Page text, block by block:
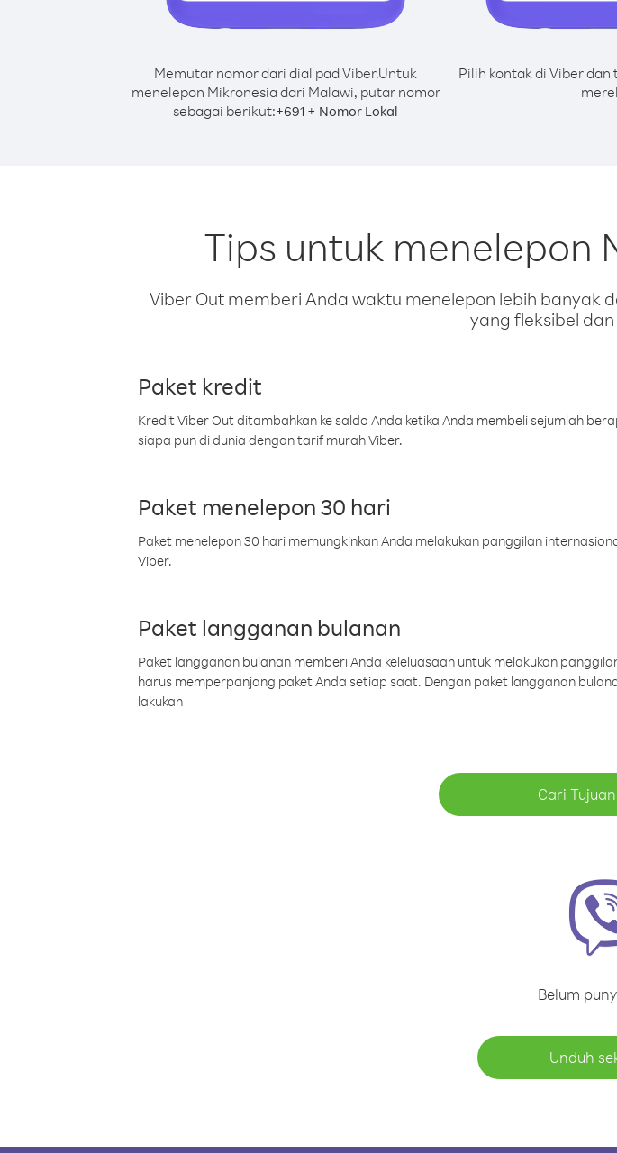
Memutar nomor dari dial pad Viber.Untuk
menelepon Mikronesia dari Malawi, putar nomor
sebagai berikut:+691 + Nomor Lokal
Pilih kontak di Viber
Tips untuk menelepon
Viber Out memberi Anda waktu menelepon lebih banyak
yang fleksibel
Paket kredit
Kredit Viber Out ditambahkan ke saldo Anda ketika Anda membeli sejumlah
siapa pun di dunia dengan tarif murah Viber.
Paket menelepon 30 hari
Paket menelepon 30 hari memungkinkan Anda melakukan panggilan
Viber.
Paket langganan bulanan
Paket langganan bulanan memberi Anda keleluasaan untuk melakukan
harus memperpanjang paket Anda setiap saat. Dengan paket langganan
lakukan
Cari
Belum
Unduh